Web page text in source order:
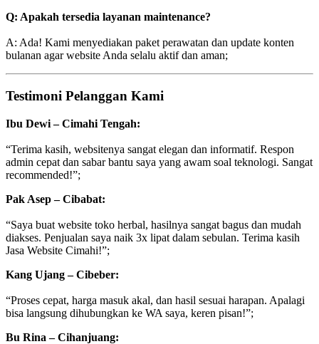
Q: Apakah tersedia layanan maintenance?
A: Ada! Kami menyediakan paket perawatan dan update konten
bulanan agar website Anda selalu aktif dan aman;
Testimoni Pelanggan Kami
Ibu Dewi – Cimahi Tengah:
“Terima kasih, websitenya sangat elegan dan informatif. Respon
admin cepat dan sabar bantu saya yang awam soal teknologi. Sangat
recommended!”;
Pak Asep – Cibabat:
“Saya buat website toko herbal, hasilnya sangat bagus dan mudah
diakses. Penjualan saya naik 3x lipat dalam sebulan. Terima kasih
Jasa Website Cimahi!”;
Kang Ujang – Cibeber:
“Proses cepat, harga masuk akal, dan hasil sesuai harapan. Apalagi
bisa langsung dihubungkan ke WA saya, keren pisan!”;
Bu Rina – Cihanjuang: